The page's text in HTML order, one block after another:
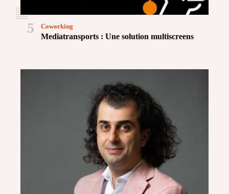
5
Mediatransports : Une solution multiscreens
Coworking